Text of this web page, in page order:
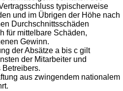
typischerweise
und im Übrigen der Höhe nach
Durchschnittsschäden
für mittelbare Schäden,
Gewinn.
der Absätze a bis c gilt
der Mitarbeiter und
Betreibers.
aus zwingendem nationalem